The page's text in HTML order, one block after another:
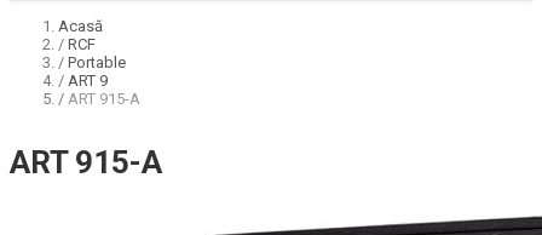
Acasă
/ RCF
/ Portable
/ ART 9
/ ART 915-A
ART 915-A